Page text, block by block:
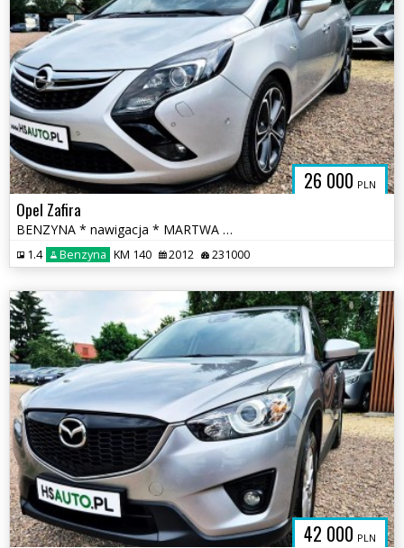
26 000 PLN
Opel Zafira
BENZYNA * nawigacja * MARTWA STREFA * PANORAMA * super * okazja
1.4 Benzyna KM 140 2012 231000
42 000 PLN